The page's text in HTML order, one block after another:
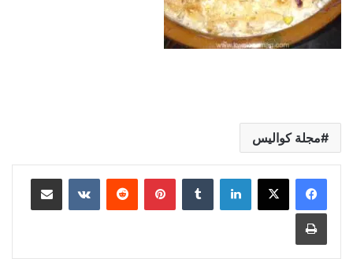
مجلة كواليس
لينكدإن بينتيريست مشاركة عبر البريد
طباعة